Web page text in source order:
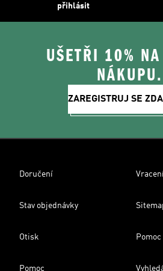
přihlásit
UŠETŘI 10%
ZAREGISTRUJ SE
Doručení
Stav objednávky
Otisk Pomoc
Pomoc